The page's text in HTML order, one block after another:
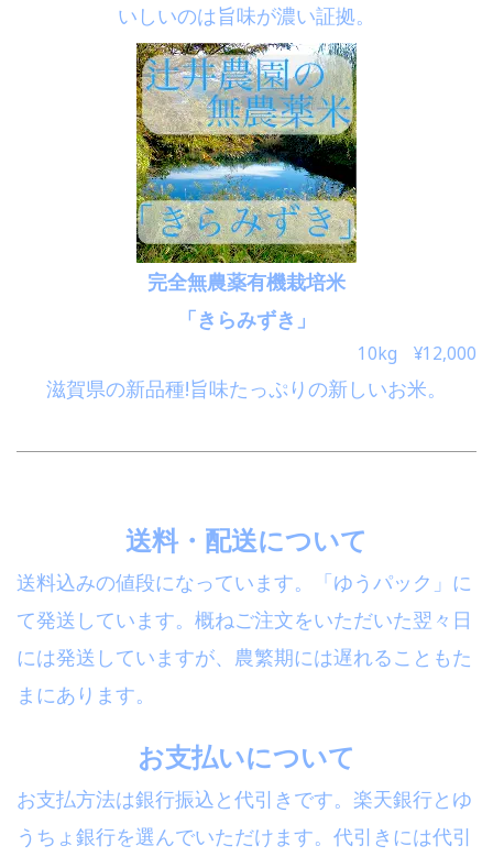
いしいのは旨味が濃い証拠。
完全無農薬有機栽培米
「きらみずき」
10kg ¥12,000
滋賀県の新品種!旨味たっぷりの新しいお米。
送料・配送について
送料込みの値段になっています。「ゆうパック」に
て発送しています。概ねご注文をいただいた翌々日
には発送していますが、農繁期には遅れることもた
まにあります。
お支払いについて
お支払方法は銀行振込と代引きです。楽天銀行とゆ
うちょ銀行を選んでいただけます。代引きには代引